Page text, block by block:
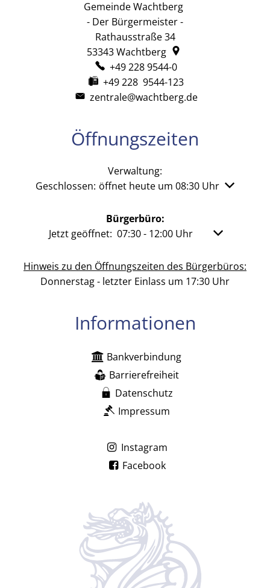
Gemeinde Wachtberg
- Der Bürgermeister -
Rathausstraße 34
53343Wachtberg
+49 228 9544-0
+49 228 9544-123
zentrale@wachtberg.de
Öffnungszeiten
Verwaltung:
Klicken, um weitere Öffnungs- oder Schließzeiten
Geschlossen: öffnet heute um 08:30 Uhr
Bürgerbüro:
Klicken, um weitere Öffnungs- oder
Jetzt geöffnet: 07:30- 12:00Uhr Von 07:30
Hinweis zu den Öffnungszeiten des Bürgerbüros:
Donnerstag - letzter Einlass um 17:30 Uhr
Informationen
Bankverbindung
Barrierefreiheit
Datenschutz
Impressum
Instagram
Facebook